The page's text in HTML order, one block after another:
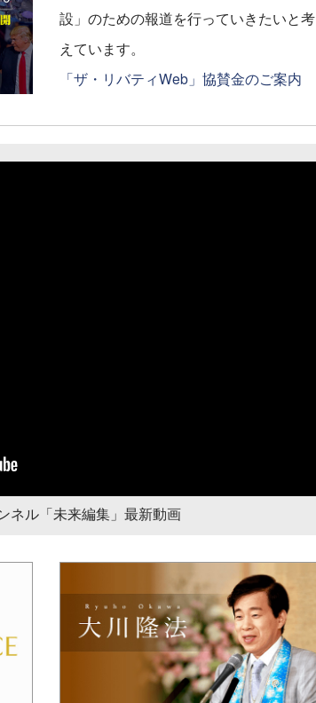
設」のための報道を行っていきたいと考
えています。
「ザ・リバティWeb」協賛金のご案内
ネル「未来編集」最新動画